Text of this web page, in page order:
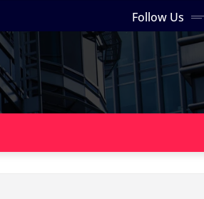
Follow Us